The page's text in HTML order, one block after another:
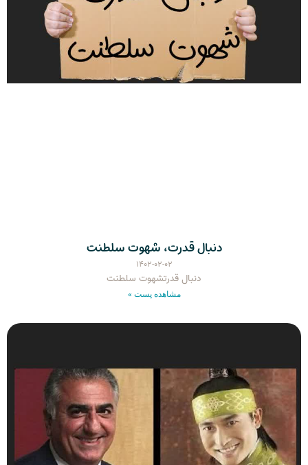
دنبال قدرت، شهوت سلطنت
۱۴۰۲-۰۲-۰۲
دنبال قدرتشهوت سلطنت
مشاهده پست »